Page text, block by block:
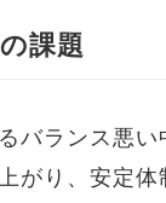
課題
バランス悪い
がり、安定体